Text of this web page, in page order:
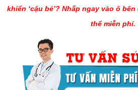
khiển ‘cậu bé’? Nhấp ngay vào ô
thể miễn phí.